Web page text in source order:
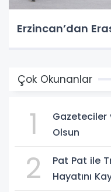
Erzincan’dan
Çok Okunanlar
1
Gazeteciler
Olsun
2
Pat Pat ile
Hayatını